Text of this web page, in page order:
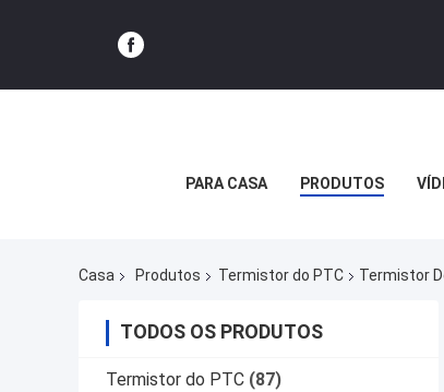
PARA CASA PRODUTOS
Casa Produtos Termistor do PTC Termistor
TODOS OS PRODUTOS
Termistor do PTC (87)